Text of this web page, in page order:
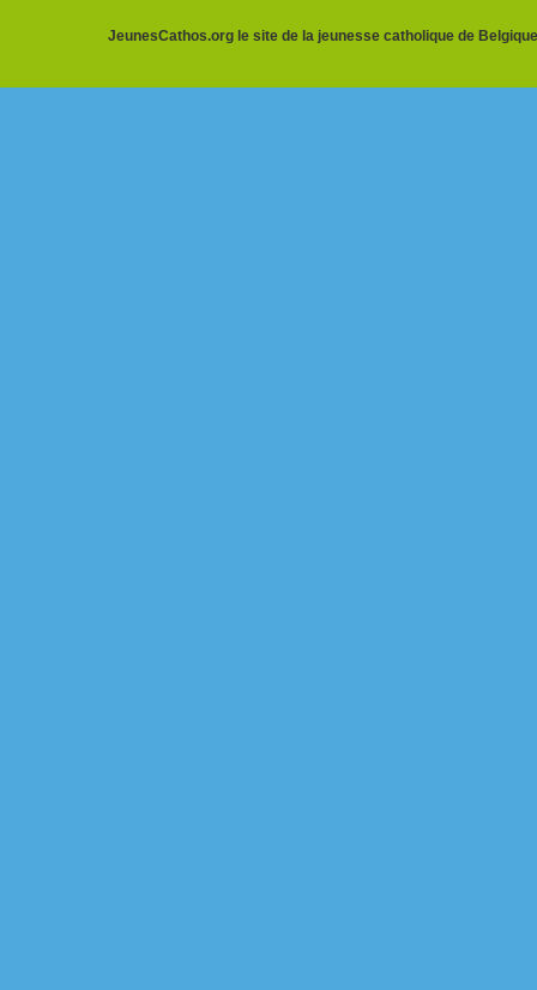
JeunesCathos.org le site de la jeunesse catholique de